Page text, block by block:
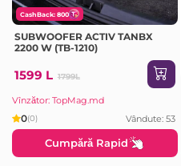
CashBack: 800
SUBWOOFER ACTIV TANBX
2200 W (TB-1210)
1599 L 1799L
Vînzător: TopMag.md
0(0) Vândute: 53
Cumpără Rapid